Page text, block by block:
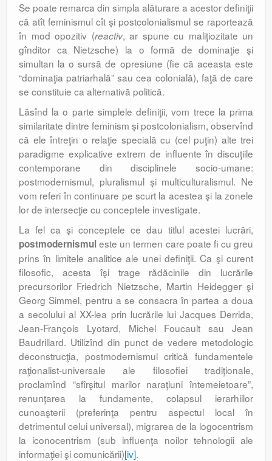
Se poate remarca din simpla alăturare a acestor definiţii
că atît feminismul cît şi postcolonialismul se raportează
în mod opozitiv (reactiv, ar spune cu maliţiozitate un
gînditor ca Nietzsche) la o formă de dominaţie şi
simultan la o sursă de opresiune (fie că aceasta este
“dominaţia patriarhală” sau cea colonială), faţă de care
se constituie ca alternativă politică.
Lăsînd la o parte simplele definiţii, vom trece la prima
similari­tate dintre feminism şi postcolonialism, observînd
că ele întreţin o relaţie specială cu (cel puţin) alte trei
paradigme explicative extrem de influente în discuţiile
contemporane din disciplinele socio-umane:
postmodernismul, pluralismul şi multiculturalismul. Ne
vom referi în continuare pe scurt la acestea şi la zonele
lor de intersecţie cu conceptele investigate.
La fel ca şi conceptele ce dau titlul acestei lucrări,
postmodernismul este un termen care poate fi cu greu
prins în limitele analitice ale unei definiţii. Ca şi curent
filosofic, acesta îşi trage rădăcinile din lucrările
precursorilor Friedrich Nietzsche, Martin Heidegger şi
Georg Simmel, pentru a se consacra în partea a doua
a secolului al XX-lea prin lucrările lui Jacques Derrida,
Jean-François Lyotard, Michel Foucault sau Jean
Baudrillard. Utilizînd din punct de vedere metodologic
deconstrucţia, postmodernismul critică fundamentele
raţionalist-universale ale filosofiei tradiţionale,
proclamînd “sfîrşitul marilor naraţiuni întemeietoare”,
renunţarea la fundamente, colapsul ierarhiilor
cunoaşterii (preferinţa pentru aspectul local în
detrimentul celui universal), migrarea de la logocentrism
la iconocentrism (sub influenţa noilor tehnologii ale
informaţiei şi comunicării)[iv].